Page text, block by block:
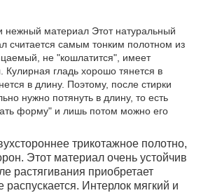
нежный материал Этот натуральный
считается самым тонким полотном из
не "кошлатится", имеет
гладь хорошо тянется в
в длину. Поэтому, после стирки
нужно потянуть в длину, то есть
форму" и лишь потом можно его
трикотажное полотно,
Этот материал очень устойчив
растягивания приобретает
Интерлок мягкий и